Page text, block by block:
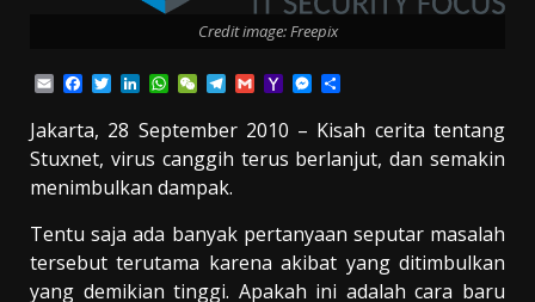
Credit image: Freepix
EmailFacebook
TwitterLinkedIn
WhatsApp
WeChatTelegram
GmailYahoo
Mail
Messenger
Jakarta, 28 September 2010 – Kisah cerita tentang
Stuxnet, virus canggih terus berlanjut, dan semakin
menimbulkan dampak.
Tentu saja ada banyak pertanyaan seputar masalah
tersebut terutama karena akibat yang ditimbulkan
yang demikian tinggi. Apakah ini adalah cara baru